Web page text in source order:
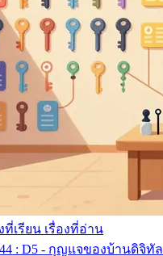
ที่เรียน เรื่องที่อ่าน
44 : D5 - กุญแจของบ้านดิจิทั